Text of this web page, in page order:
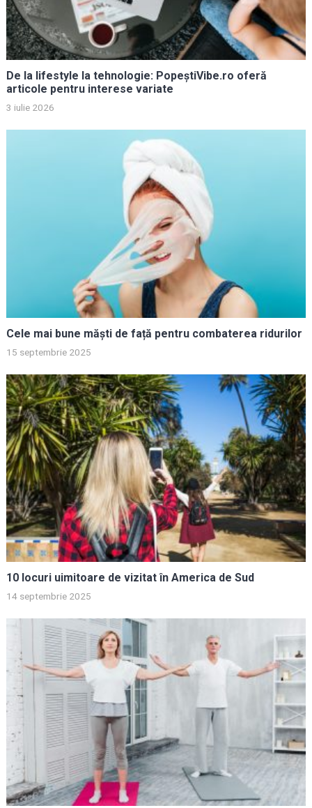
De la lifestyle la tehnologie: PopeștiVibe.ro oferă
articole pentru interese variate
3 iulie 2026
Cele mai bune măști de față pentru combaterea ridurilor
15 septembrie 2025
10 locuri uimitoare de vizitat în America de Sud
14 septembrie 2025